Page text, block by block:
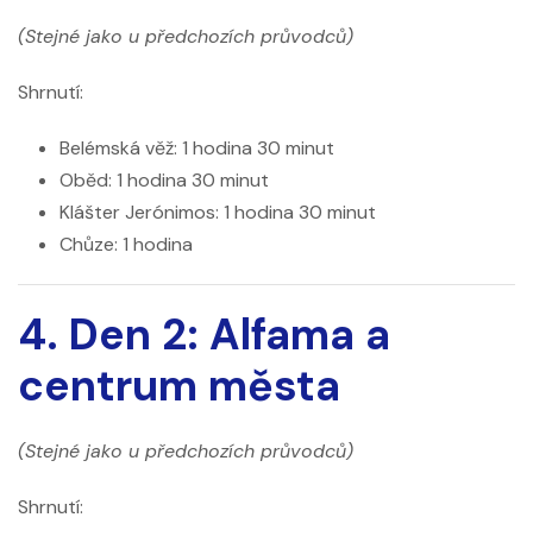
(Stejné jako u předchozích průvodců)
Shrnutí:
Belémská věž: 1 hodina 30 minut
Oběd: 1 hodina 30 minut
Klášter Jerónimos: 1 hodina 30 minut
Chůze: 1 hodina
4. Den 2: Alfama a
centrum města
(Stejné jako u předchozích průvodců)
Shrnutí: